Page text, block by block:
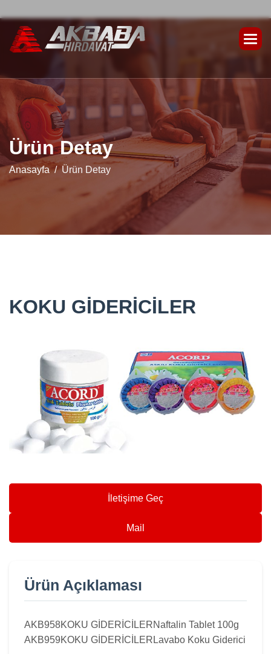
Ürün Detay
Anasayfa Ürün Detay
KOKU GİDERİCİLER
İletişime Geç
Mail
Ürün Açıklaması
AKB958KOKU GİDERİCİLERNaftalin Tablet 100g
AKB959KOKU GİDERİCİLER Lavabo Koku Giderici